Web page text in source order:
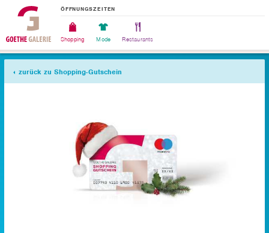
ÖFFNUNGSZEITEN
Shopping Mode Restaurants
zurück zu Shopping-Gutschein